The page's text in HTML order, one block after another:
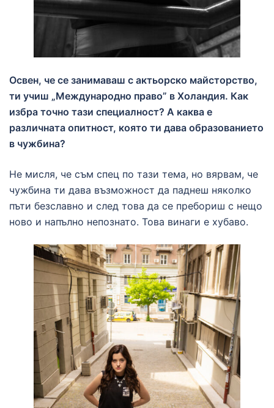
Освен, че се занимаваш с актьорско майсторство,
ти учиш „Международно право” в Холандия. Как
избра точно тази специалност? А каква е
различната опитност, която ти дава образованието
в чужбина?
Не мисля, че съм спец по тази тема, но вярвам, че
чужбина ти дава възможност да паднеш няколко
пъти безславно и след това да се пребориш с нещо
ново и напълно непознато. Това винаги е хубаво.